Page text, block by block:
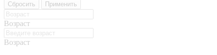
Сбросить Применить
Возраст
Возраст